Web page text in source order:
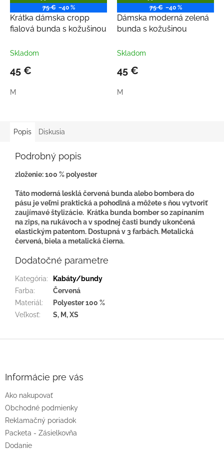
A
D
A
R
M
75 € –40 %
Krátka dámska cropp
fialová bunda s kožušinou
Skladom
45 €
M
A
D
A
R
M
75 € –40 %
Dámska moderná zelená
bunda s kožušinou
Skladom
45 €
M
Popis Diskusia
Podrobný popis
zloženie: 100 % polyester
Táto moderná lesklá červená bunda alebo bombera do
pásu je veľmi praktická a pohodlná a môžete s ňou vytvoriť
zaujímavé štylizácie. Krátka bunda bomber so zapínaním
na zips, na rukávoch a v spodnej časti bundy ukončená
elastickým patentom. Dostupná v 3 farbách. Metalická
červená, biela a metalická čierna.
Dodatočné parametre
Kategória:
Kabáty/bundy
Farba:
Červená
Materiál:
Polyester 100 %
Veľkosť: S, M, XS
e
Informácie pre vás
Ako nakupovať
Obchodné podmienky
Reklamačný poriadok
Packeta - Zásielkovňa
Dodanie